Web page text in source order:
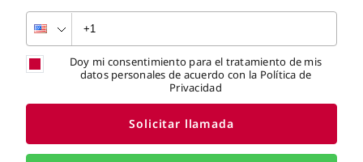
Doy mi consentimiento para el tratamiento de mis
datos personales de acuerdo con la Política de
Privacidad
Solicitar llamada